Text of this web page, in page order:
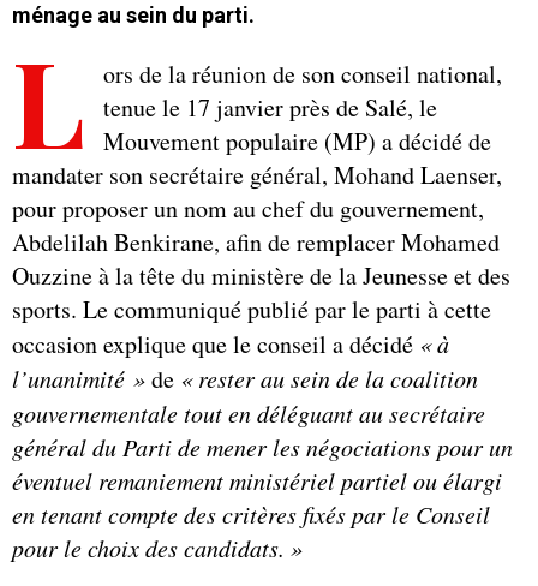
ménage au sein du parti.
L
ors de la réunion de son conseil national,
tenue le 17 janvier près de Salé, le
Mouvement populaire (MP) a décidé de
mandater son secrétaire général, Mohand Laenser,
pour proposer un nom au chef du gouvernement,
Abdelilah Benkirane, afin de remplacer Mohamed
Ouzzine à la tête du ministère de la Jeunesse et des
sports. Le communiqué publié par le parti à cette
occasion explique que le conseil a décidé « à
l’unanimité »de « rester au sein de la coalition
gouvernementale tout en déléguant au secrétaire
général du Parti de mener les négociations pour un
éventuel remaniement ministériel partiel ou élargi
en tenant compte des critères fixés par le Conseil
pour le choix des candidats. »